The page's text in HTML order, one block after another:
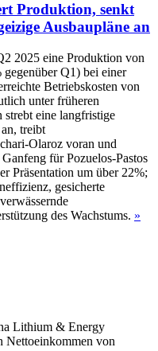
Produktion, senkt
Ausbaupläne an
2025 eine Produktion von
Q1) bei einer
Betriebskosten von
unter früheren
strebt eine langfristige
treibt
voran und
für Pozuelos‑Pastos
Präsentation um über 22%;
gesicherte
des Wachstums. »
Lithium & Energy
Nettoeinkommen von